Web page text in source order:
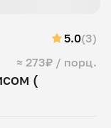
(
≈ 273₽ / порц.
5.0(3)